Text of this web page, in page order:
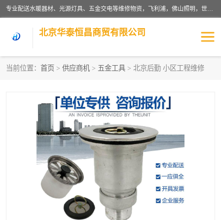
专业配送水暖器材、光源灯具、五金交电等维修物资，飞利浦，佛山照明，世达，博世，九牧，特陶等各产品涉及国内外知名品牌。公司专注与物业、学校、酒店、工厂等单位合作，提供一站式配送服务，降低客户综合成本。依托电子商务改变传统模式，以专业的团队为客户提供24H物资配送到达，货到月结、统一开票，便捷退换等服务，提高了企业的运营效率。
北京华泰恒昌商贸有限公司
当前位置： 首页 > 供应商机 > 五金工具 > 北京后勤 小区工程维修
涂料辅材